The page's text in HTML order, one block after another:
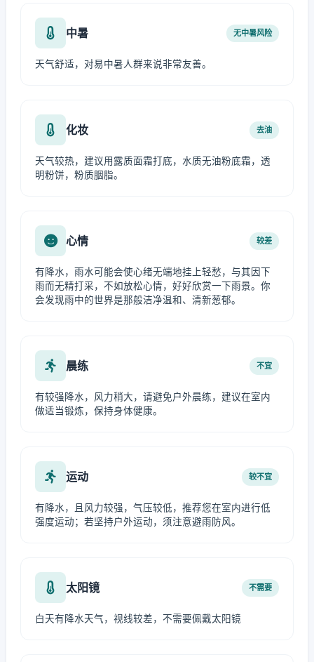
中暑 无中暑风险
天气舒适，对易中暑人群来说非常友善。
化妆 去油
天气较热，建议用露质面霜打底，水质无油粉底霜，透
明粉饼，粉质胭脂。
心情 较差
有降水，雨水可能会使心绪无端地挂上轻愁，与其因下
雨而无精打采，不如放松心情，好好欣赏一下雨景。你
会发现雨中的世界是那般洁净温和、清新葱郁。
晨练 不宜
有较强降水，风力稍大，请避免户外晨练，建议在室内
做适当锻炼，保持身体健康。
运动 较不宜
有降水，且风力较强，气压较低，推荐您在室内进行低
强度运动；若坚持户外运动，须注意避雨防风。
太阳镜 不需要
白天有降水天气，视线较差，不需要佩戴太阳镜